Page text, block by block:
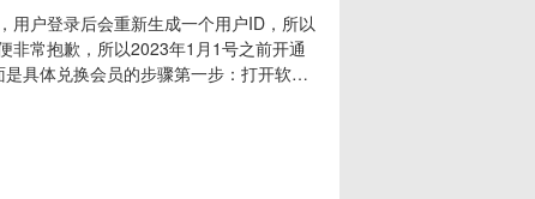
用户登录后会重新生成一个用户ID，所以
非常抱歉，所以2023年1月1号之前开通
具体兑换会员的步骤第一步：打开软件
登录成功后点击兑换会员按钮，输入旧
），再点击兑换即可。注意：点击兑换